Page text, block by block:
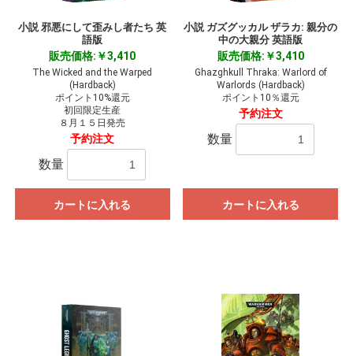
小説 邪悪にして歪みし者たち 英
語版
販売価格:￥3,410
The Wicked and the Warped
(Hardback)
ポイント10%還元
初回限定生産
８月１５日発売
予約注文
数量
カートに入れる
小説 ガズグッカル ザラカ: 親分の
中の大親分 英語版
販売価格:￥3,410
Ghazghkull Thraka: Warlord of
Warlords (Hardback)
ポイント10％還元
予約注文
数量
カートに入れる